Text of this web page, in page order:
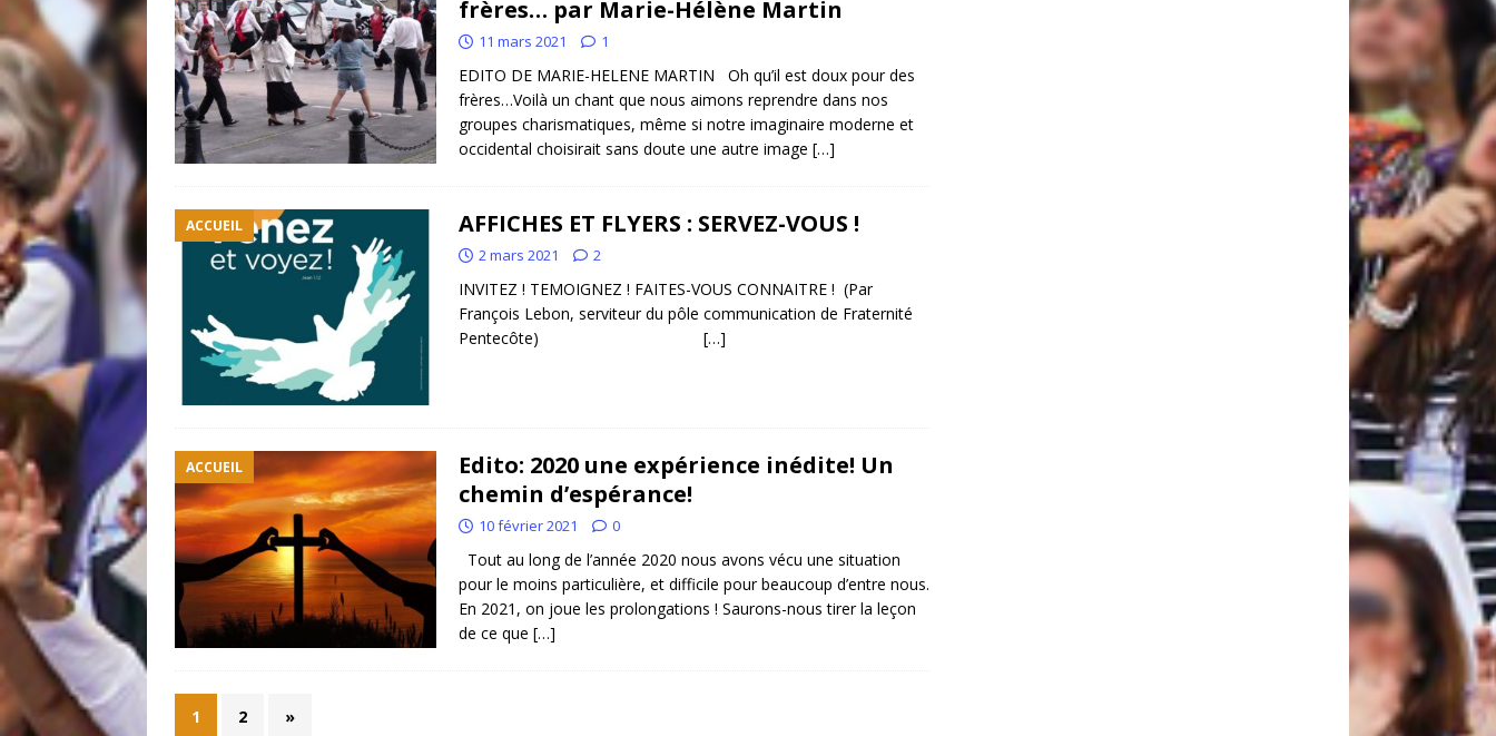
frères… par Marie-Hélène Martin
11 mars 2021 1
EDITO DE MARIE-HELENE MARTIN Oh qu’il est doux pour des
frères…Voilà un chant que nous aimons reprendre dans nos
groupes charismatiques, même si notre imaginaire moderne et
occidental choisirait sans doute une autre image […]
ACCUEIL AFFICHES ET FLYERS : SERVEZ-VOUS !
2 mars 2021 2
INVITEZ ! TEMOIGNEZ ! FAITES-VOUS CONNAITRE ! (Par
François Lebon, serviteur du pôle communication de Fraternité
Pentecôte) […]
ACCUEIL
Edito: 2020 une expérience inédite! Un
chemin d’espérance!
10 février 2021 0
Tout au long de l’année 2020 nous avons vécu une situation
pour le moins particulière, et difficile pour beaucoup d’entre nous.
En 2021, on joue les prolongations ! Saurons-nous tirer la leçon
de ce que […]
1 2 »